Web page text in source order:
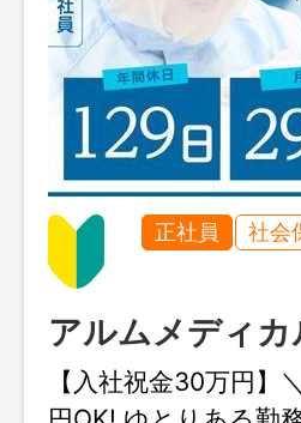
正社員 社会
アルムメディ
【入社祝金30万円